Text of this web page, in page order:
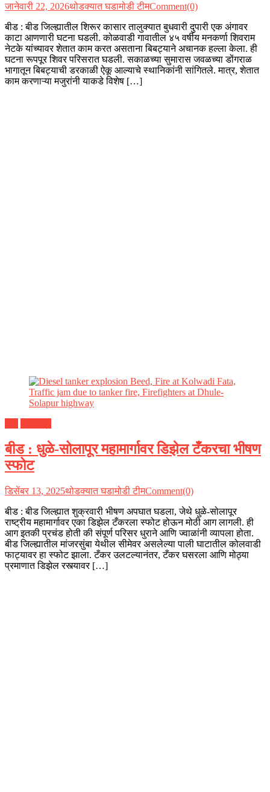
जानेवारी 22, 2026थोडक्यात घडामोडी टीमComment(0)
बीड : बीड जिल्ह्यातील शिरूर कासार तालुक्यात बुधवारी दुपारी एक अंगावर
काटा आणणारी घटना घडली. कोळवाडी गावातील ४५ वर्षीय मनकर्णा शिवराम
नेटके यांच्यावर शेतात काम करत असताना बिबट्याने अचानक हल्ला केला. ही
घटना रूपपूर शिवर परिसरात घडली. सकाळच्या सुमारास जवळच्या डोंगराळ
भागातून बिबट्याची डरकाळी ऐकू आल्याचे स्थानिकांनी सांगितले. मात्र, शेतात
काम करणाऱ्या मजुरांनी याकडे विशेष […]
बीड : धुळे-सोलापूर महामार्गावर डिझेल टँकरचा भीषण
स्फोट
डिसेंबर 13, 2025थोडक्यात घडामोडी टीमComment(0)
बीड : बीड जिल्ह्यात शुक्रवारी भीषण अपघात घडला, जेथे धुळे-सोलापूर
राष्ट्रीय महामार्गावर एका डिझेल टँकरला स्फोट होऊन मोठी आग लागली. ही
आग इतकी प्रचंड होती की संपूर्ण परिसर धुराने आणि ज्वाळांनी व्यापला होता.
बीड जिल्ह्यातील मांजरसुंबा येथील सीमेवर असलेल्या पाली घाटातील कोलवाडी
फाट्यावर हा स्फोट झाला. टँकर उलटल्यानंतर, टँकर घसरला आणि मोठ्या
प्रमाणात डिझेल रस्त्यावर […]